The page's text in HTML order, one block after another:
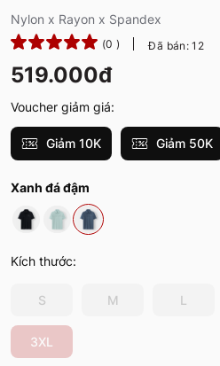
Nylon x Rayon x Spandex
(0 ) Đã bán: 12
519.000đ
Voucher giảm giá:
Giảm 10K Giảm 50K
Xanh đá đậm
Kích thước:
S M L
3XL